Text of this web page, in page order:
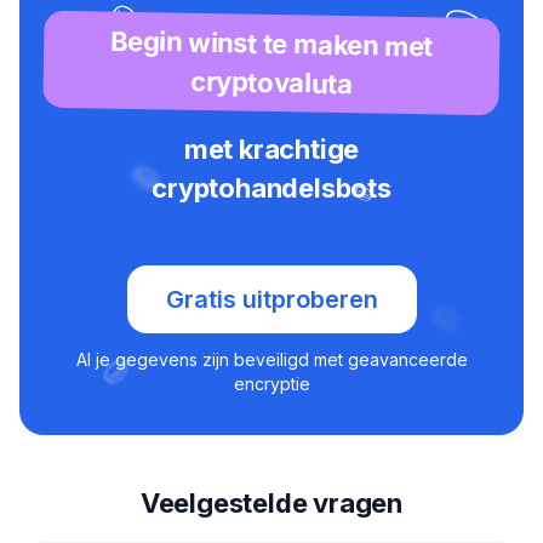
Begin winst te maken met
cryptovaluta
met krachtige
cryptohandelsbots
Gratis uitproberen
Al je gegevens zijn beveiligd met geavanceerde
encryptie
Veelgestelde vragen